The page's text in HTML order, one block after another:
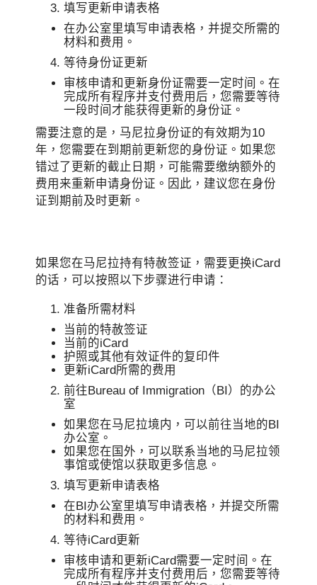
填写更新申请表格
在办公室里填写申请表格，并提交所需的
材料和费用。
等待身份证更新
审核申请和更新身份证需要一定时间。在
完成所有程序并支付费用后，您需要等待
一段时间才能获得更新的身份证。
需要注意的是，马尼拉身份证的有效期为10
年，您需要在到期前更新您的身份证。如果您
错过了更新的截止日期，可能需要缴纳额外的
费用来重新申请身份证。因此，建议您在身份
证到期前及时更新。
如果您在马尼拉持有特赦签证，需要更换iCard
的话，可以按照以下步骤进行申请：
准备所需材料
当前的特赦签证
当前的iCard
护照或其他有效证件的复印件
更新iCard所需的费用
前往Bureau of Immigration（BI）的办公
室
如果您在马尼拉境内，可以前往当地的BI
办公室。
如果您在国外，可以联系当地的马尼拉领
事馆或使馆以获取更多信息。
填写更新申请表格
在BI办公室里填写申请表格，并提交所需
的材料和费用。
等待iCard更新
审核申请和更新iCard需要一定时间。在
完成所有程序并支付费用后，您需要等待